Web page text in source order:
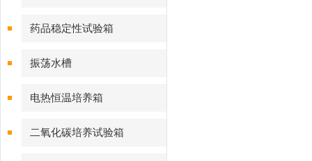
药品稳定性试验箱
振荡水槽
电热恒温培养箱
二氧化碳培养试验箱